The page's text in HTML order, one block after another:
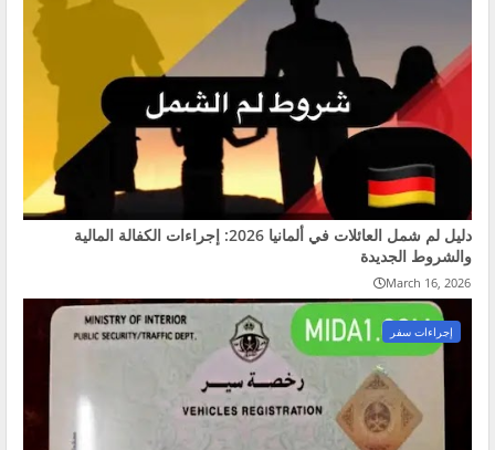
دليل لم شمل العائلات في ألمانيا 2026: إجراءات الكفالة المالية
والشروط الجديدة
March 16, 2026
إجراءات سفر